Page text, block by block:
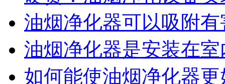
油烟净化器可以吸附
油烟净化器是安装在
如何能使油烟净化器更